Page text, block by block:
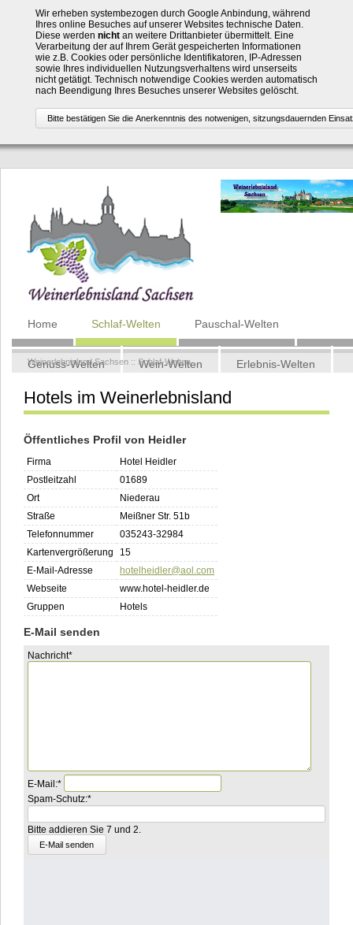
Wir erheben systembezogen durch Google Anbindung, während
Ihres online Besuches auf unserer Websites technische Daten.
Diese werden nichtan weitere Drittanbieter übermittelt. Eine
Verarbeitung der auf Ihrem Gerät gespeicherten Informationen
wie z.B. Cookies oder persönliche Identifikatoren, IP-Adressen
sowie Ihres individuellen Nutzungsverhaltens wird unserseits
nicht getätigt. Technisch notwendige Cookies werden automatisch
nach Beendigung Ihres Besuches unserer Websites gelöscht.
Navigation
überspringen
Home Schlaf-Welten Pauschal-Welten
Genuss-Welten Wein-Welten Erlebnis-Welten
Kontakt
Weinerlebnisland Sachsen :: Schlaf-Welten
Hotels im Weinerlebnisland
Öffentliches Profil von Heidler
Firma
Hotel Heidler
Postleitzahl
01689
Ort
Niederau
Straße
Meißner Str. 51b
Telefonnummer
035243-32984
Kartenvergrößerung
15
E-Mail-Adresse
hotelheidler@aol.com
Webseite
www.hotel-heidler.de
Gruppen
Hotels
E-Mail senden
Pflichtfeld
Nachricht*
Pflichtfeld
E-Mail:*
Pflichtfeld
Spam-Schutz:*Bitte
rechnen
Sie
7
plus
8.
Bitte addieren Sie 7 und 2.